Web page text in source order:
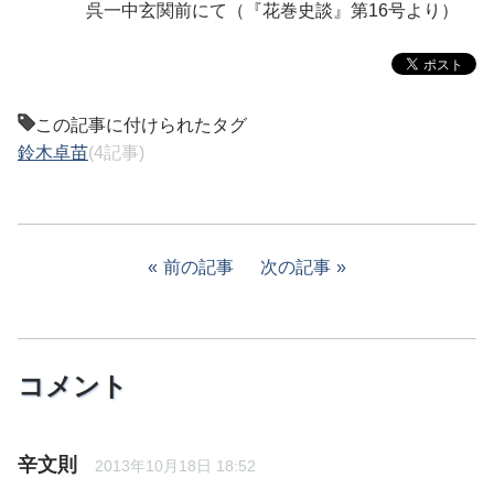
呉一中玄関前にて（『花巻史談』第16号より）
この記事に付けられたタグ
鈴木卓苗(4記事)
前の記事 次の記事
コメント
辛文則 2013年10月18日 18:52